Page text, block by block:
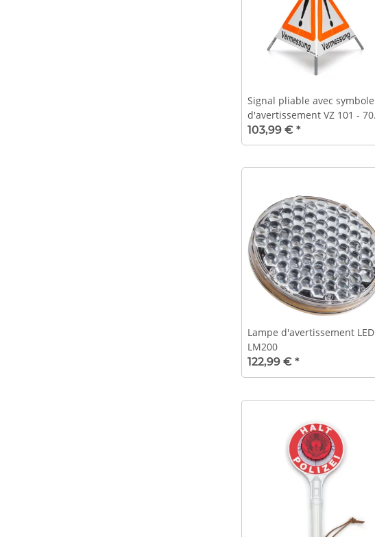
Signal pliable avec symbole
d'avertissement VZ 101 - 70
cm - Mesure - Lumineux de
jour
103,99 € *
Lampe d'avertissement LED
LM200
122,99 € *